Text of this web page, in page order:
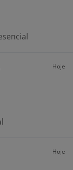
Hoje
Hoje